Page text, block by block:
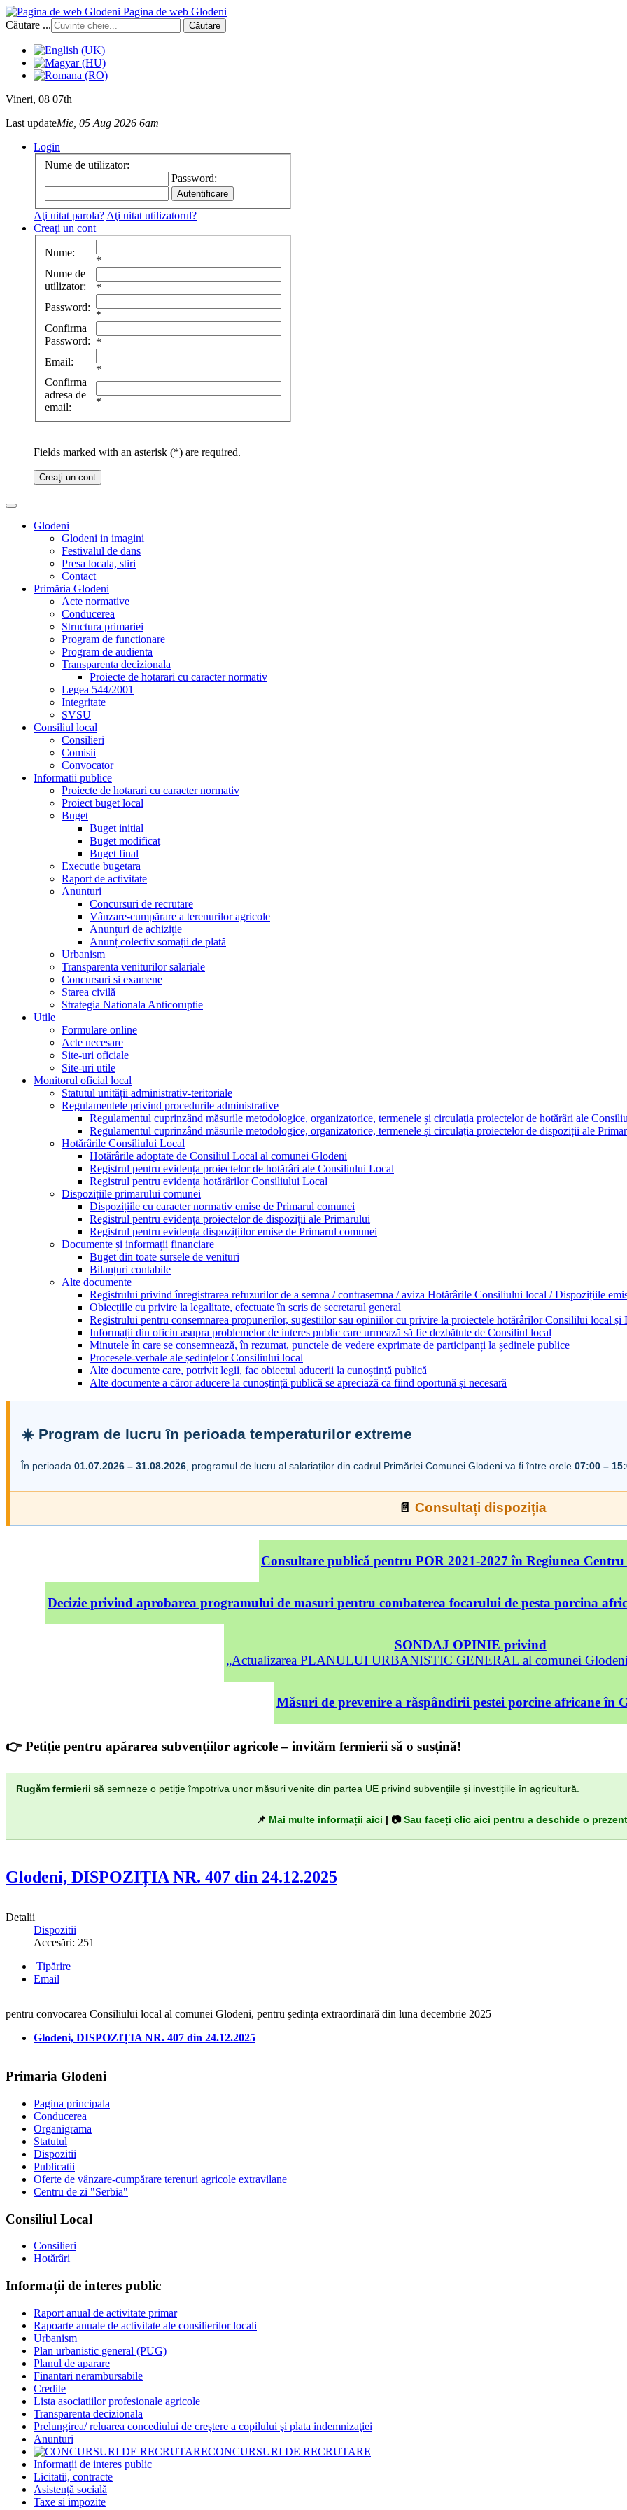
Pagina de web Glodeni
Căutare ...
Căutare
Vineri, 08 07th
Last updateMie, 05 Aug 2026 6am
Login
Nume de utilizator:
Password:
Aţi uitat parola? Aţi uitat utilizatorul?
Creaţi un cont
Nume:
*
Nume de
utilizator:
*
Password:
*
Confirma
Password: *
Email:
*
Confirma
adresa de
email:
*
Fields marked with an asterisk (*) are required.
Creaţi un cont
Glodeni
Glodeni in imagini
Festivalul de dans
Presa locala, stiri
Contact
Primăria Glodeni
Acte normative
Conducerea
Structura primariei
Program de functionare
Program de audienta
Transparenta decizionala
Proiecte de hotarari cu caracter normativ
Legea 544/2001
Integritate
SVSU
Consiliul local
Consilieri
Comisii
Convocator
Informatii publice
Proiecte de hotarari cu caracter normativ
Proiect buget local
Buget
Buget initial
Buget modificat
Buget final
Executie bugetara
Raport de activitate
Anunturi
Concursuri de recrutare
Vânzare-cumpărare a terenurilor agricole
Anunțuri de achiziție
Anunț colectiv somații de plată
Urbanism
Transparenta veniturilor salariale
Concursuri si examene
Starea civilă
Strategia Nationala Anticoruptie
Utile
Formulare online
Acte necesare
Site-uri oficiale
Site-uri utile
Monitorul oficial local
Statutul unității administrativ-teritoriale
Regulamentele privind procedurile administrative
Regulamentul cuprinzând măsurile metodologice, organizatorice, termenele și circulația proiectelor de hotărâri ale
Regulamentul cuprinzând măsurile metodologice, organizatorice, termenele și circulația proiectelor de dispoziții ale
Hotărârile Consiliului Local
Hotărârile adoptate de Consiliul Local al comunei Glodeni
Registrul pentru evidența proiectelor de hotărâri ale Consiliului Local
Registrul pentru evidența hotărârilor Consiliului Local
Dispozițiile primarului comunei
Dispozițiile cu caracter normativ emise de Primarul comunei
Registrul pentru evidența proiectelor de dispoziții ale Primarului
Registrul pentru evidența dispozițiilor emise de Primarul comunei
Documente și informații financiare
Buget din toate sursele de venituri
Bilanțuri contabile
Alte documente
Registrului privind înregistrarea refuzurilor de a semna / contrasemna / aviza Hotărârile Consiliului local / Dispozițiile
Obiecțiile cu privire la legalitate, efectuate în scris de secretarul general
Registrului pentru consemnarea propunerilor, sugestiilor sau opiniilor cu privire la proiectele hotărârilor Consililui local
Informații din oficiu asupra problemelor de interes public care urmează să fie dezbătute de Consiliul local
Minutele în care se consemnează, în rezumat, punctele de vedere exprimate de participanți la ședinele publice
Procesele-verbale ale ședințelor Consiliului local
Alte documente care, potrivit legii, fac obiectul aducerii la cunoștință publică
Alte documente a căror aducere la cunoștință publică se apreciază ca fiind oportună și necesară
☀️ Program de lucru în perioada temperaturilor extreme
În perioada 01.07.2026 – 31.08.2026 , programul de lucru al salariaților din cadrul Primăriei Comunei Glodeni va fi între orele 07:00 –
📄 Consultați dispoziția
Consultare publică pentru POR 2021-2027 în Regiunea
Decizie privind aprobarea programului de masuri pentru combaterea focarului de pesta porcina
SONDAJ OPINIE privind
„Actualizarea PLANULUI URBANISTIC GENERAL al comunei
Măsuri de prevenire a răspândirii pestei porcine africane în
👉 Petiție pentru apărarea subvențiilor agricole – invităm fermierii să o susțină!
Rugăm fermierii să semneze o petiție împotriva unor măsuri venite din partea UE privind subvențiile și investițiile în agricultură.
📌 Mai multe informații aici | 📷Sau faceți clic aici pentru a deschide o
Glodeni, DISPOZIȚIA NR. 407 din 24.12.2025
Detalii
Dispozitii
Accesări: 251
Tipărire
Email
pentru convocarea Consiliului local al comunei Glodeni, pentru şedinţa extraordinară din luna decembrie 2025
Glodeni, DISPOZIȚIA NR. 407 din 24.12.2025
Primaria Glodeni
Pagina principala
Conducerea
Organigrama
Statutul
Dispozitii
Publicatii
Oferte de vânzare-cumpărare terenuri agricole extravilane
Centru de zi "Serbia"
Consiliul Local
Consilieri
Hotărâri
Informații de interes public
Raport anual de activitate primar
Rapoarte anuale de activitate ale consilierilor locali
Urbanism
Plan urbanistic general (PUG)
Planul de aparare
Finantari nerambursabile
Credite
Lista asociatiilor profesionale agricole
Transparenta decizionala
Prelungirea/ reluarea concediului de creştere a copilului şi plata indemnizaţiei
Anunturi
CONCURSURI DE RECRUTARE
Informații de interes public
Licitatii, contracte
Asistență socială
Taxe si impozite